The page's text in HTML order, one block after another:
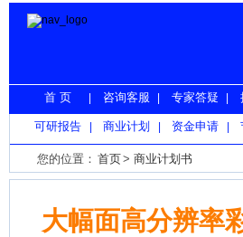
首 页 咨询客服 专家答疑
可研报告 商业计划 资金申请
您的位置： 首页> 商业计划书
大幅面高分辨率